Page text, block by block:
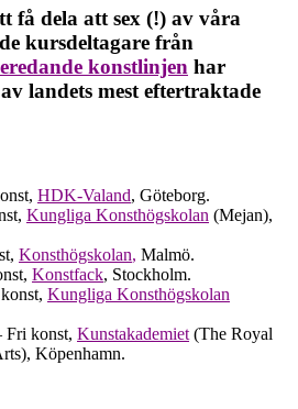
få dela att sex (!) av våra
kursdeltagare från
konstlinjen har
landets mest eftertraktade
HDK-Valand, Göteborg.
Kungliga Konsthögskolan (Mejan),
Konsthögskolan, Malmö.
Konstfack, Stockholm.
Kungliga Konsthögskolan
Fri konst, Kunstakademiet (The Royal
, Köpenhamn.